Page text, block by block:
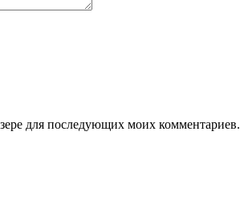
для последующих моих комментариев.